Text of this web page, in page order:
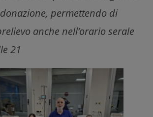
permettendo di
anche nell’orario serale
21